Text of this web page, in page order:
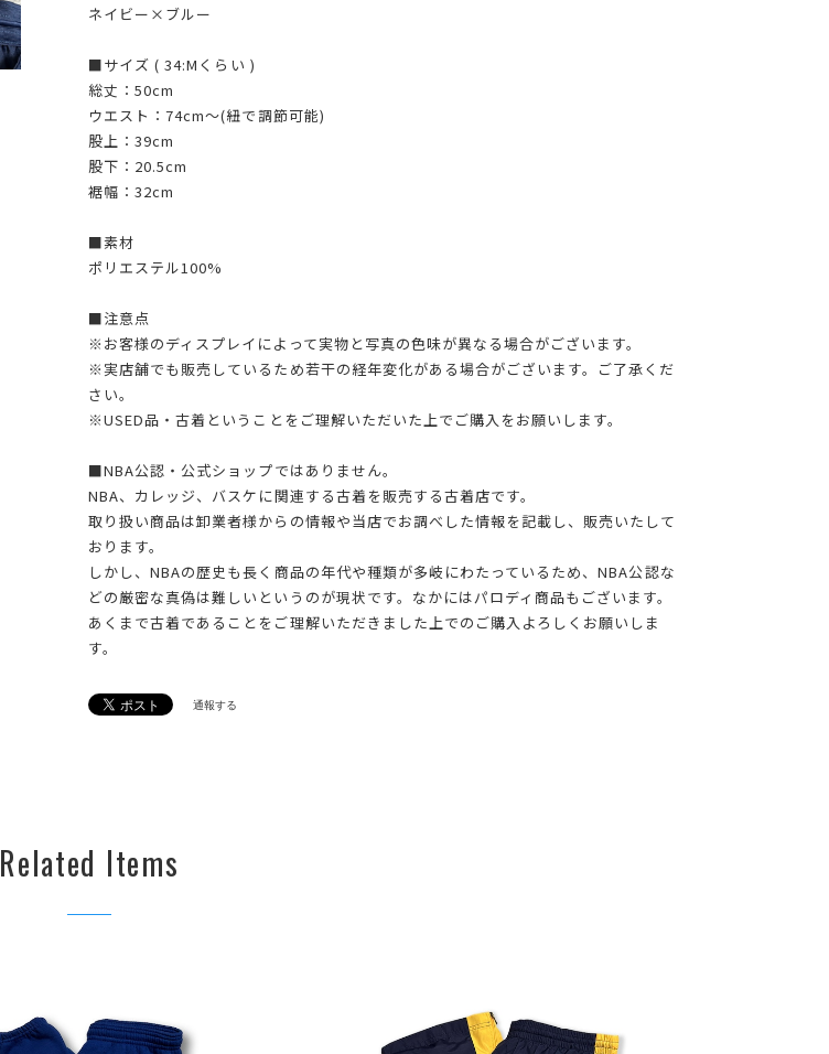
ネイビー×ブルー
■サイズ ( 34:Mくらい )
総丈：50cm
ウエスト：74cm〜(紐で調節可能)
股上：39cm
股下：20.5cm
裾幅：32cm
■素材
ポリエステル100%
■注意点
※お客様のディスプレイによって実物と写真の色味が異なる場合がございます。
※実店舗でも販売しているため若干の経年変化がある場合がございます。ご了承くだ
さい。
※USED品・古着ということをご理解いただいた上でご購入をお願いします。
■NBA公認・公式ショップではありません。
NBA、カレッジ、バスケに関連する古着を販売する古着店です。
取り扱い商品は卸業者様からの情報や当店でお調べした情報を記載し、販売いたして
おります。
しかし、NBAの歴史も長く商品の年代や種類が多岐にわたっているため、NBA公認な
どの厳密な真偽は難しいというのが現状です。なかにはパロディ商品もございます。
あくまで古着であることをご理解いただきました上でのご購入よろしくお願いしま
す。
通報する
Related Items